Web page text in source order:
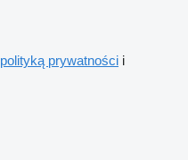
polityką prywatności i